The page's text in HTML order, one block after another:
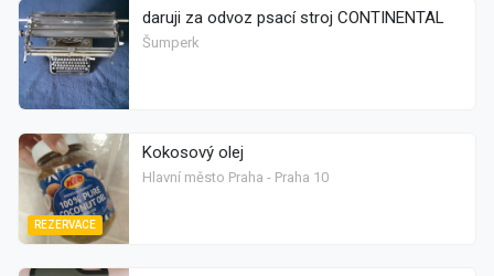
daruji za odvoz psací stroj CONTINENTAL
Šumperk
REZERVACE
Kokosový olej
Hlavní město Praha - Praha 10